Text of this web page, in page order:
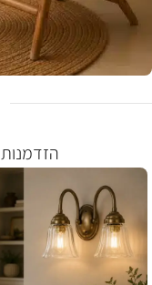
רהיטי טבע ופריטים
חומרים טבעיים בעיצוב
אווירה שלווה ואופי ייחודי
לצפייה